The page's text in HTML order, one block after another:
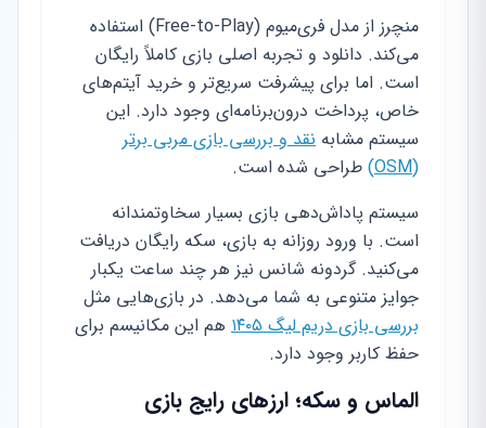
منچرز از مدل فری‌میوم (Free-to-Play) استفاده
می‌کند. دانلود و تجربه اصلی بازی کاملاً رایگان
است. اما برای پیشرفت سریع‌تر و خرید آیتم‌های
خاص، پرداخت درون‌برنامه‌ای وجود دارد. این
سیستم مشابه نقد و بررسی بازی مربی برتر
(OSM)
طراحی شده است.
سیستم پاداش‌دهی بازی بسیار سخاوتمندانه
است. با ورود روزانه به بازی، سکه رایگان دریافت
می‌کنید. گردونه شانس نیز هر چند ساعت یکبار
جوایز متنوعی به شما می‌دهد. در بازی‌هایی مثل
بررسی بازی دریم لیگ ۱۴۰۵
هم این مکانیسم برای
حفظ کاربر وجود دارد.
الماس و سکه؛ ارزهای رایج بازی